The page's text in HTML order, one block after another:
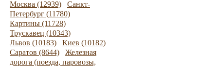
Москва (12939)
Санкт-
Петербург (11780)
Картины (11728)
Трускавец (10343)
Львов (10183)
Киев (10182)
Саратов (8644)
Железная
дорога (поезда, паровозы,